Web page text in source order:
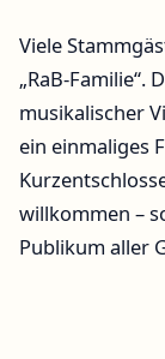
Viele
„RaB-Familie“.
musikalischer
ein einmaliges
willkommen –
Publikum aller